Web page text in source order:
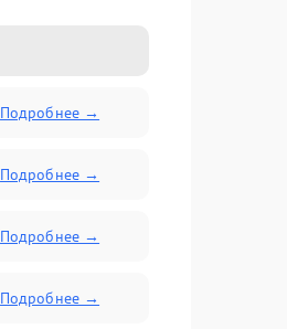
Подробнее →
Подробнее →
Подробнее →
Подробнее →